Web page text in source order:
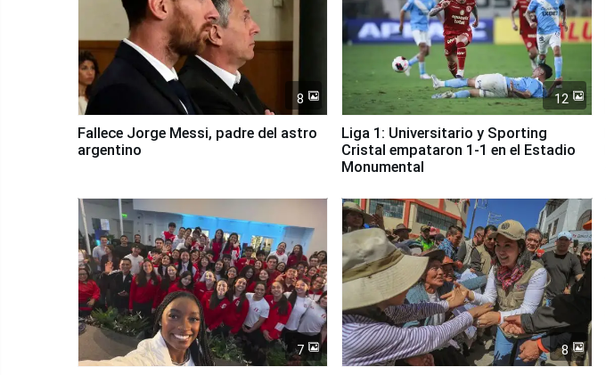
8
Fallece Jorge Messi, padre del astro
argentino
12
Liga 1: Universitario y Sporting
Cristal empataron 1-1 en el Estadio
Monumental
7 8